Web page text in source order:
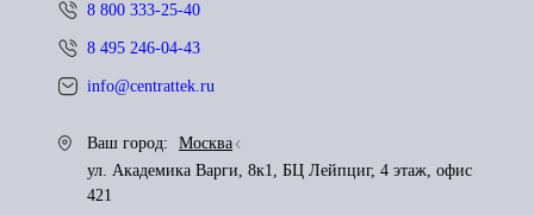
8 800 333-25-40
8 495 246-04-43
info@centrattek.ru
Ваш город:
Москва
ул. Академика Варги, 8к1, БЦ Лейпциг, 4 этаж, офис
421